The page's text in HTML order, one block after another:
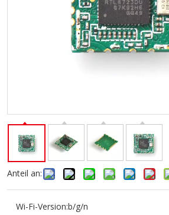
Anteil an:
Wi-Fi-Version:b/g/n